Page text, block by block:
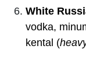
White
vodka,
kental (